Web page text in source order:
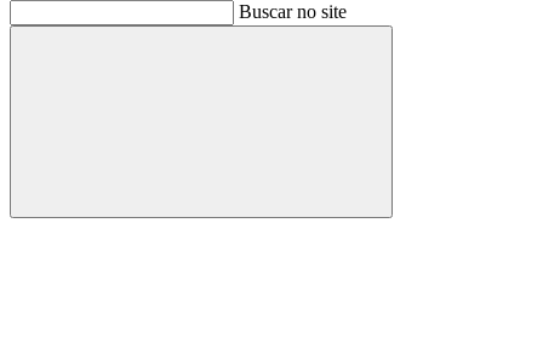
Buscar no site
Buscar